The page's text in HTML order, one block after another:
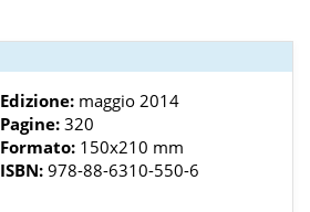
Edizione:maggio 2014
Pagine: 320
Formato:150x210 mm
ISBN:978-88-6310-550-6